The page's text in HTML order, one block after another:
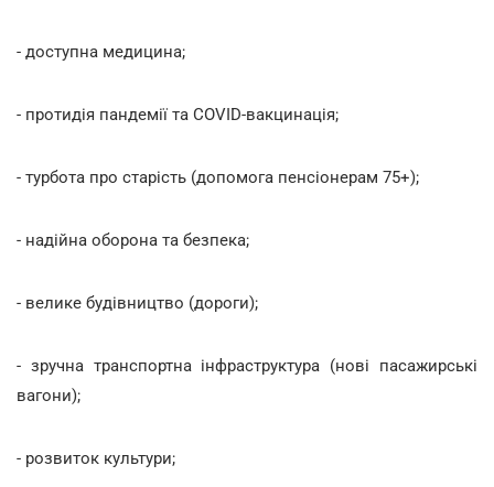
- доступна медицина;
- протидія пандемії та COVID-вакцинація;
- турбота про старість (допомога пенсіонерам 75+);
- надійна оборона та безпека;
- велике будівництво (дороги);
- зручна транспортна інфраструктура (нові пасажирські
вагони);
- розвиток культури;